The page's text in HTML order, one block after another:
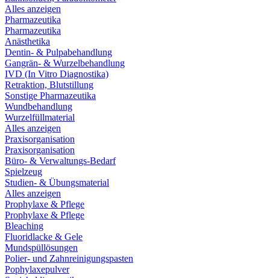
Alles anzeigen
Pharmazeutika
Pharmazeutika
Anästhetika
Dentin- & Pulpabehandlung
Gangrän- & Wurzelbehandlung
IVD (In Vitro Diagnostika)
Retraktion, Blutstillung
Sonstige Pharmazeutika
Wundbehandlung
Wurzelfüllmaterial
Alles anzeigen
Praxisorganisation
Praxisorganisation
Büro- & Verwaltungs-Bedarf
Spielzeug
Studien- & Übungsmaterial
Alles anzeigen
Prophylaxe & Pflege
Prophylaxe & Pflege
Bleaching
Fluoridlacke & Gele
Mundspüllösungen
Polier- und Zahnreinigungspasten
Pophylaxepulver